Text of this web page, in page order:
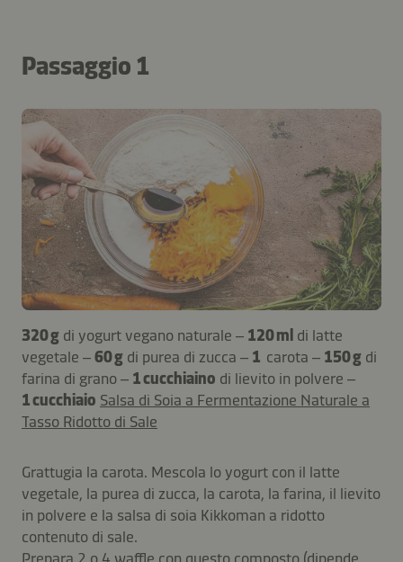
Passaggio 1
320 g di yogurt vegano naturale – 120 ml di latte
vegetale –60 g di purea di zucca – 1 carota – 150 g di
farina di grano – 1 cucchiaino di lievito in polvere –
1 cucchiaio Salsa di Soia a Fermentazione Naturale a
Tasso Ridotto di Sale
Grattugia la carota. Mescola lo yogurt con il latte
vegetale, la purea di zucca, la carota, la farina, il lievito
in polvere e la salsa di soia Kikkoman a ridotto
contenuto di sale.